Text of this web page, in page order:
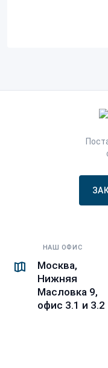
НАШ ОФИС
Москва,
Нижняя
Масловка 9,
офис 3.1 и 3.2